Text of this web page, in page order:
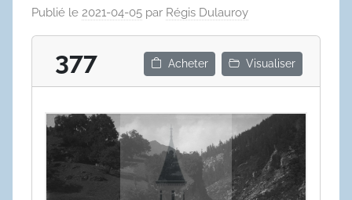
Publié le 2021-04-05 par Régis Dulauroy
377 Acheter Visualiser